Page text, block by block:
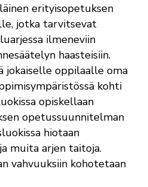
erityisopetuksen
jotka tarvitsevat
ilmeneviin
haasteisiin.
jokaiselle oppilaalle oma
kohti
opiskellaan
opetussuunnitelman
hiotaan
muita arjen taitoja.
vahvuuksiin kohotetaan